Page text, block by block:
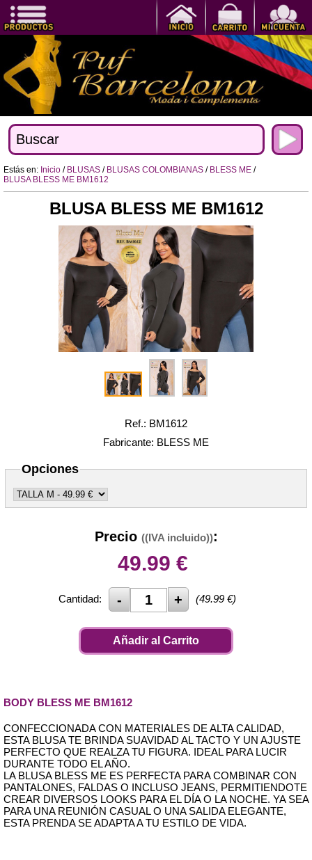
Estás en: Inicio / BLUSAS / BLUSAS COLOMBIANAS / BLESS ME /
BLUSA BLESS ME BM1612
BLUSA BLESS ME BM1612
Ref.: BM1612
Fabricante: BLESS ME
Opciones
Precio ((IVA incluido)):
49.99 €
Cantidad: (49.99 €)
Añadir al Carrito
BODY BLESS ME BM1612
CONFECCIONADA CON MATERIALES DE ALTA CALIDAD,
ESTA BLUSA TE BRINDA SUAVIDAD AL TACTO Y UN AJUSTE
PERFECTO QUE REALZA TU FIGURA. IDEAL PARA LUCIR
DURANTE TODO EL AÑO.
LA BLUSA BLESS ME ES PERFECTA PARA COMBINAR CON
PANTALONES, FALDAS O INCLUSO JEANS, PERMITIENDOTE
CREAR DIVERSOS LOOKS PARA EL DÍA O LA NOCHE. YA SEA
PARA UNA REUNIÓN CASUAL O UNA SALIDA ELEGANTE,
ESTA PRENDA SE ADAPTA A TU ESTILO DE VIDA.